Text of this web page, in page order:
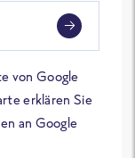
von Google
erklären Sie
an Google